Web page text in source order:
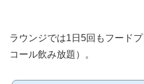
ラウンジでは1日5回もフード
コール飲み放題）。